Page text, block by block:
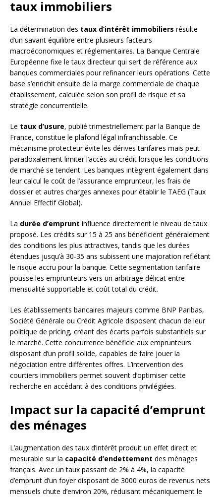
taux immobiliers
La détermination des taux d’intérêt immobiliers résulte
d’un savant équilibre entre plusieurs facteurs
macroéconomiques et réglementaires. La Banque Centrale
Européenne fixe le taux directeur qui sert de référence aux
banques commerciales pour refinancer leurs opérations. Cette
base s’enrichit ensuite de la marge commerciale de chaque
établissement, calculée selon son profil de risque et sa
stratégie concurrentielle.
Le taux d’usure, publié trimestriellement par la Banque de
France, constitue le plafond légal infranchissable. Ce
mécanisme protecteur évite les dérives tarifaires mais peut
paradoxalement limiter l’accès au crédit lorsque les conditions
de marché se tendent. Les banques intègrent également dans
leur calcul le coût de l’assurance emprunteur, les frais de
dossier et autres charges annexes pour établir le TAEG (Taux
Annuel Effectif Global).
La durée d’emprunt influence directement le niveau de taux
proposé. Les crédits sur 15 à 25 ans bénéficient généralement
des conditions les plus attractives, tandis que les durées
étendues jusqu’à 30-35 ans subissent une majoration reflétant
le risque accru pour la banque. Cette segmentation tarifaire
pousse les emprunteurs vers un arbitrage délicat entre
mensualité supportable et coût total du crédit.
Les établissements bancaires majeurs comme BNP Paribas,
Société Générale ou Crédit Agricole disposent chacun de leur
politique de pricing, créant des écarts parfois substantiels sur
le marché. Cette concurrence bénéficie aux emprunteurs
disposant d’un profil solide, capables de faire jouer la
négociation entre différentes offres. L’intervention des
courtiers immobiliers permet souvent d’optimiser cette
recherche en accédant à des conditions privilégiées.
Impact sur la capacité d’emprunt
des ménages
L’augmentation des taux d’intérêt produit un effet direct et
mesurable sur la capacité d’endettement des ménages
français. Avec un taux passant de 2% à 4%, la capacité
d’emprunt d’un foyer disposant de 3000 euros de revenus nets
mensuels chute d’environ 20%, réduisant mécaniquement le